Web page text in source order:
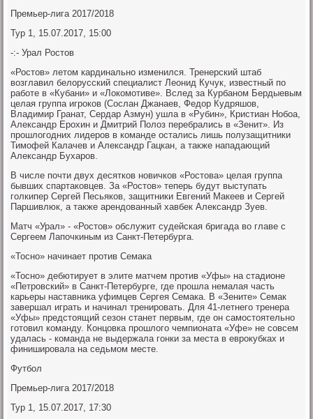
Премьер-лига 2017/2018
Тур 1, 15.07.2017, 15:00
-:- Урал Ростов
«Ростов» летом кардинально изменился. Тренерский штаб
возглавил белорусский специалист Леонид Кучук, известный по
работе в «Кубани» и «Локомотиве». Вслед за Курбаном Бердыевым
целая группа игроков (Сослан Джанаев, Федор Кудряшов,
Владимир Гранат, Сердар Азмун) ушла в «Рубин», Кристиан Нобоа,
Александр Ерохин и Дмитрий Полоз перебрались в «Зенит». Из
прошлогодних лидеров в команде остались лишь полузащитники
Тимофей Калачев и Александр Гацкан, а также нападающий
Александр Бухаров.
В числе почти двух десятков новичков «Ростова» целая группа
бывших спартаковцев. За «Ростов» теперь будут выступать
голкипер Сергей Песьяков, защитники Евгений Макеев и Сергей
Паршивлюк, а также арендованный хавбек Александр Зуев.
Матч «Урал» - «Ростов» обслужит судейская бригада во главе с
Сергеем Лапочкиным из Санкт-Петербурга.
«Тосно» начинает против Семака
«Тосно» дебютирует в элите матчем против «Уфы» на стадионе
«Петровский» в Санкт-Петербурге, где прошла немалая часть
карьеры наставника уфимцев Сергея Семака. В «Зените» Семак
завершал играть и начинал тренировать. Для 41-летнего тренера
«Уфы» предстоящий сезон станет первым, где он самостоятельно
готовил команду. Концовка прошлого чемпионата «Уфе» не совсем
удалась - команда не выдержала гонки за места в еврокубках и
финишировала на седьмом месте.
Футбол
Премьер-лига 2017/2018
Тур 1, 15.07.2017, 17:30